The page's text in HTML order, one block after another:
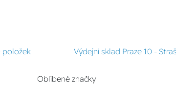
položek Výdejní sklad Praze 10 -
Oblíbené značky